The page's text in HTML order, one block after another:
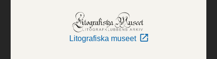
Litografiska museet